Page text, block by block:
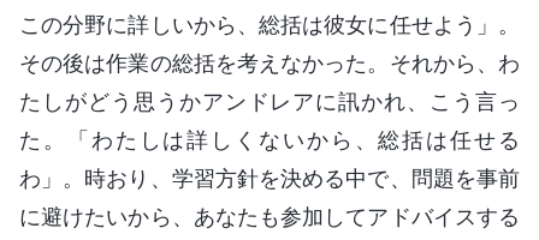
この分野に詳しいから、総括は彼女に任せよう」。
その後は作業の総括を考えなかった。それから、わ
たしがどう思うかアンドレアに訊かれ、こう言っ
た。「わたしは詳しくないから、総括は任せる
わ」。時おり、学習方針を決める中で、問題を事前
に避けたいから、あなたも参加してアドバイスする